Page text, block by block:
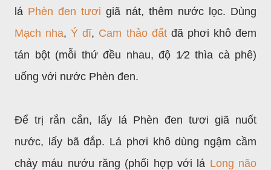
lá Phèn đen tươi giã nát, thêm nước lọc. Dùng
Mạch nha,Ý dĩ, Cam thảo đấtđã phơi khô đem
tán bột (mỗi thứ đều nhau, độ 1⁄2 thìa cà phê)
uống với nước Phèn đen.
Để trị rắn cắn, lấy lá Phèn đen tươi giã nuốt
nước, lấy bã đắp. Lá phơi khô dùng ngậm cầm
chảy máu nướu răng (phối hợp với lá Long não